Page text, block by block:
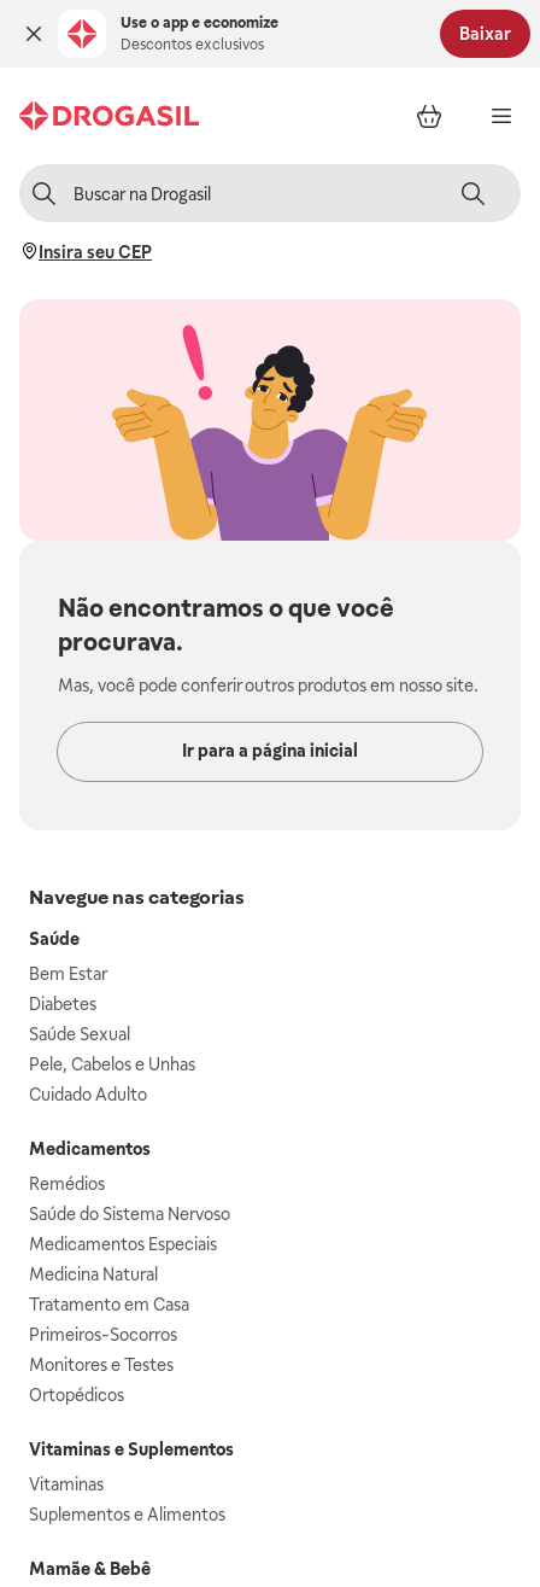
Use o app e economize
Descontos exclusivos
Baixar
Insira seu CEP
Não encontramos o que você
procurava.
Mas, você pode conferir outros produtos em nosso site.
Ir para a página inicial
Navegue nas categorias
Saúde
Bem Estar
Diabetes
Saúde Sexual
Pele, Cabelos e Unhas
Cuidado Adulto
Medicamentos
Remédios
Saúde do Sistema Nervoso
Medicamentos Especiais
Medicina Natural
Tratamento em Casa
Primeiros-Socorros
Monitores e Testes
Ortopédicos
Vitaminas e Suplementos
Vitaminas
Suplementos e Alimentos
Mamãe & Bebê